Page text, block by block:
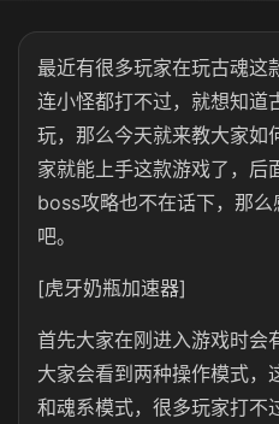
最近有很多玩家在玩古魂这
连小怪都打不过，就想知道
玩，那么今天就来教大家如
家就能上手这款游戏了，后
boss攻略也不在话下，那
吧。
[虎牙奶瓶加速器]
首先大家在刚进入游戏时会
大家会看到两种操作模式
和魂系模式，很多玩家打不